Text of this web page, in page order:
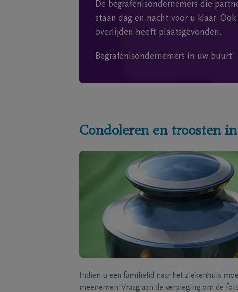
De begrafenisondernemers die
staan dag en nacht voor u klaar. Ook
overlijden heeft plaatsgevonden.
Begrafenisondernemers in uw buurt
Condoleren en troosten
Indien u een familielid naar het ziekenhuis
meenemen. Vraag aan de verpleging om de